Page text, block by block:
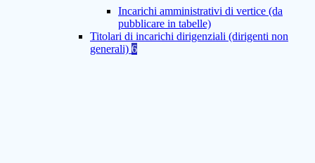
Incarichi amministrativi di vertice (da
pubblicare in tabelle)
Titolari di incarichi dirigenziali (dirigenti non
generali) 6